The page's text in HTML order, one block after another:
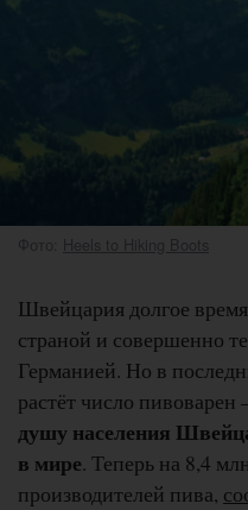
Фото: Heels to Hiking Boots
Швейцария долгое
страной и совершенно
Германией. Но в
растёт число
душу населения
в мире. Теперь на 8,4
производителей пива,